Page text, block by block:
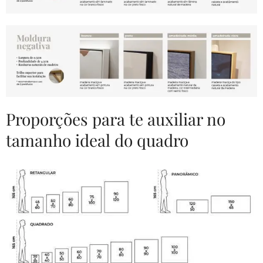
Proporções para te auxiliar no
tamanho ideal do quadro